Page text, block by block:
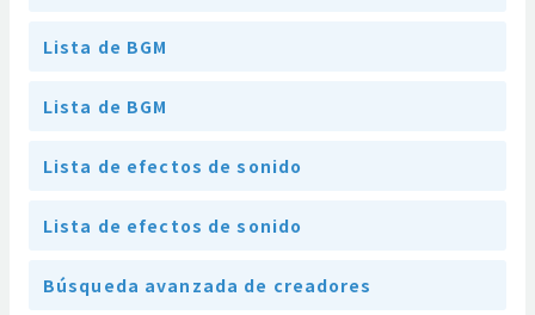
Lista de BGM
Lista de BGM
Lista de efectos de sonido
Lista de efectos de sonido
Búsqueda avanzada de creadores